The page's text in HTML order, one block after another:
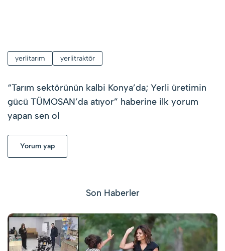
yerlitarım yerlitraktör
“Tarım sektörünün kalbi Konya’da; Yerli üretimin
gücü TÜMOSAN’da atıyor” haberine ilk yorum
yapan sen ol
Yorum yap
Son Haberler